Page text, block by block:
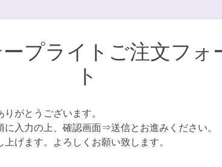
ープライトご注文フォ
ト
がとうございます。
入力の上、確認画面⇒送信とお進みください。
げます。よろしくお願い致します。